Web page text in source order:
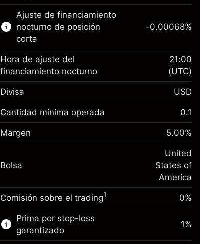
CFD
Margen. Tu inversión
$1,000.00
nocturno
Cargos por el valor total de la
posición
-0.02154
Dinero del apalancamiento ~ $
$19,000.00
Ir a la plataforma
Ajuste de financiamiento
nocturno de posición
corta
$1,000.00
Ajuste de financiamiento
-0.000682
(-$0.14)
Tamaño de la operación con apalancamiento
~$20,000.00
Dinero del apalancamiento ~ $
-0.00068%
Hora de ajuste del
financiamiento nocturno
21:00
(UTC)
Divisa USD
Cantidad mínima operada 0.1
Margen 5.00%
Bolsa
United
States of
America
Comisión sobre el trading1 0%
Prima por stop-loss
garantizado
1%